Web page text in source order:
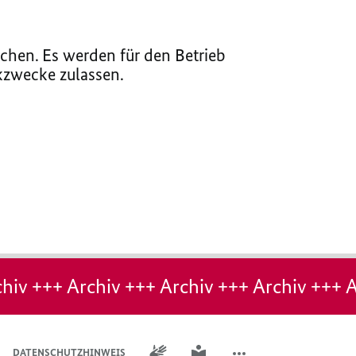
Es werden für den Betrieb
zulassen.
+++ Archiv +++ Archiv +++ Archiv
DATENSCHUTZHINWEIS GEBÄRDENSPRACHE
LEICHTE SPRACHE